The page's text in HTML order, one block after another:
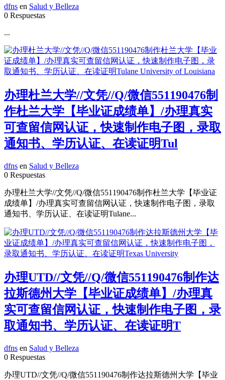
dfns en Salud y Belleza
0 Respuestas
...
办理杜兰大学//文凭//Q/微信551190476制
作杜兰大学【毕业证成绩单】/办理真实
可查留信网认证，快速制作电子图，录取
通知书、学历认证、在读证明Tul
dfns en Salud y Belleza
0 Respuestas
办理杜兰大学//文凭//Q/微信551190476制作杜兰大学【毕业证
成绩单】/办理真实可查留信网认证，快速制作电子图，录取
通知书、学历认证、在读证明Tulane...
办理UTD//文凭//Q/微信551190476制作达
拉斯德州大学【毕业证成绩单】/办理真
实可查留信网认证，快速制作电子图，录
取通知书、学历认证、在读证明T
dfns en Salud y Belleza
0 Respuestas
办理UTD//文凭//Q/微信551190476制作达拉斯德州大学【毕业